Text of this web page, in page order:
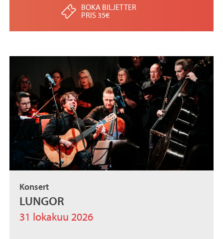
BOKA BILJETTER
PRIS 35€
Konsert
LUNGOR
31 lokakuu 2026